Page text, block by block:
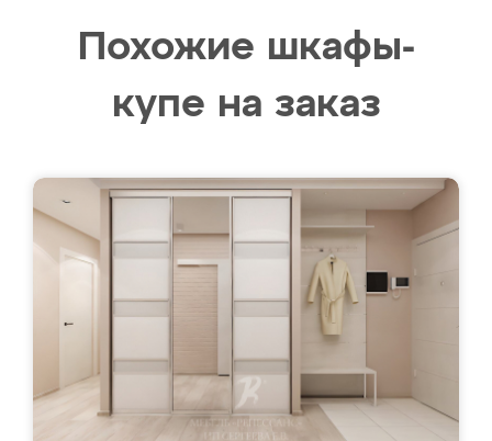
Похожие шкафы-
купе на заказ